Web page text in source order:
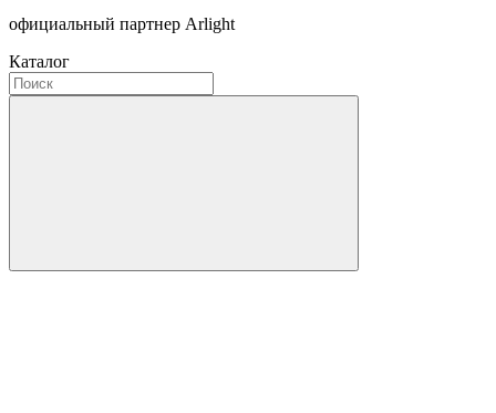
официальный партнер Arlight
Каталог